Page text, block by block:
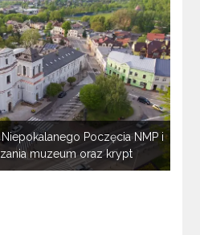
Poczęcia NMP i
muzeum oraz krypt